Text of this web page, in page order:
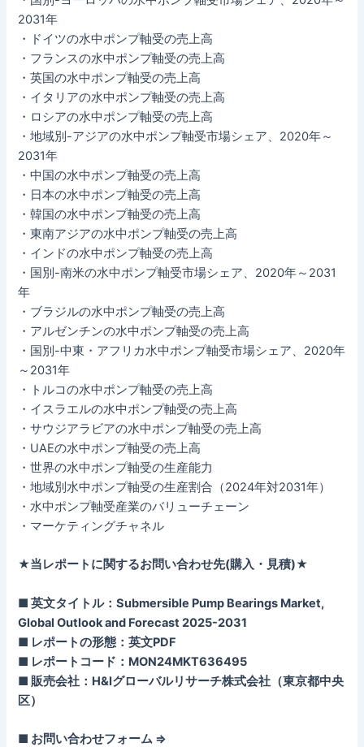
2031年
・ドイツの水中ポンプ軸受の売上高
・フランスの水中ポンプ軸受の売上高
・英国の水中ポンプ軸受の売上高
・イタリアの水中ポンプ軸受の売上高
・ロシアの水中ポンプ軸受の売上高
・地域別-アジアの水中ポンプ軸受市場シェア、2020年～
2031年
・中国の水中ポンプ軸受の売上高
・日本の水中ポンプ軸受の売上高
・韓国の水中ポンプ軸受の売上高
・東南アジアの水中ポンプ軸受の売上高
・インドの水中ポンプ軸受の売上高
・国別-南米の水中ポンプ軸受市場シェア、2020年～2031
年
・ブラジルの水中ポンプ軸受の売上高
・アルゼンチンの水中ポンプ軸受の売上高
・国別-中東・アフリカ水中ポンプ軸受市場シェア、2020年
～2031年
・トルコの水中ポンプ軸受の売上高
・イスラエルの水中ポンプ軸受の売上高
・サウジアラビアの水中ポンプ軸受の売上高
・UAEの水中ポンプ軸受の売上高
・世界の水中ポンプ軸受の生産能力
・地域別水中ポンプ軸受の生産割合（2024年対2031年）
・水中ポンプ軸受産業のバリューチェーン
・マーケティングチャネル
★当レポートに関するお問い合わせ先(購入・見積)★
■ 英文タイトル：Submersible Pump Bearings Market,
Global Outlook and Forecast 2025-2031
■ レポートの形態：英文PDF
■ レポートコード：MON24MKT636495
■ 販売会社：H&Iグローバルリサーチ株式会社（東京都中央
区）
■ お問い合わせフォーム ⇒